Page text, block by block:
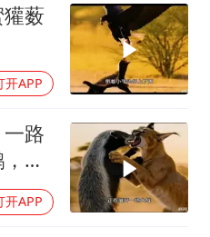
加吻戏短剧已下架
：二胎很难一碗水端平
福苑火灾或由烟头引起
人民的健康、体质、幸福一脉相承
薮
开APP
路
养
开APP